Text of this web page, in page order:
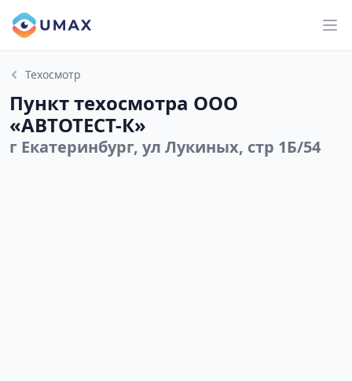
Техосмотр
Пункт техосмотра ООО
«АВТОТЕСТ-К»
г Екатеринбург, ул Лукиных, стр 1Б/54